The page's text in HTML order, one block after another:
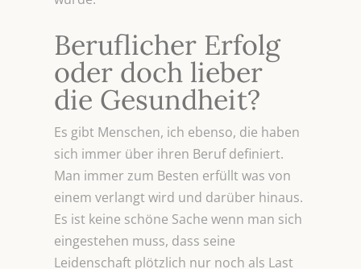
Beruflicher Erfolg
oder doch lieber
die Gesundheit?
Es gibt Menschen, ich ebenso, die haben
sich immer über ihren Beruf definiert.
Man immer zum Besten erfüllt was von
einem verlangt wird und darüber hinaus.
Es ist keine schöne Sache wenn man sich
eingestehen muss, dass seine
Leidenschaft plötzlich nur noch als Last